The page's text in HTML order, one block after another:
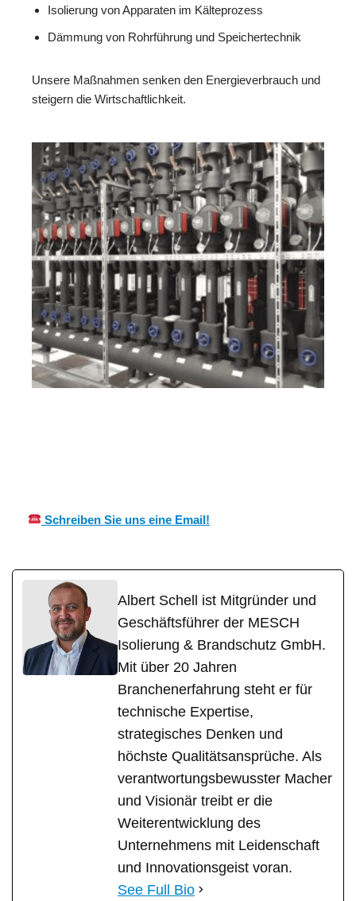
Isolierung von Apparaten im Kälteprozess
Dämmung von Rohrführung und Speichertechnik
Unsere Maßnahmen senken den Energieverbrauch und
steigern die Wirtschaftlichkeit.
Schreiben Sie uns eine Email!
Albert Schell ist Mitgründer und
Geschäftsführer der MESCH
Isolierung & Brandschutz GmbH.
Mit über 20 Jahren
Branchenerfahrung steht er für
technische Expertise,
strategisches Denken und
höchste Qualitätsansprüche. Als
verantwortungsbewusster Macher
und Visionär treibt er die
Weiterentwicklung des
Unternehmens mit Leidenschaft
und Innovationsgeist voran.
See Full Bio